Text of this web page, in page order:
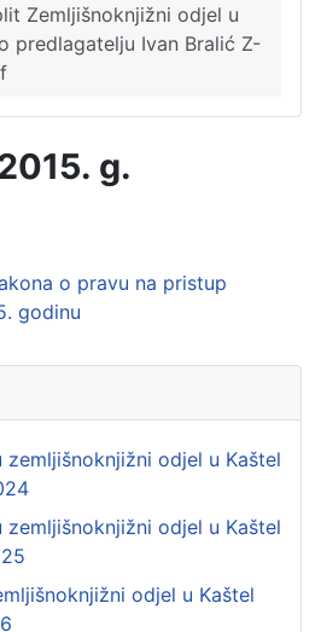
Zemljišnoknjižni odjel u
predlagatelju Ivan Bralić Z-
g.
o pravu na pristup
godinu
zemljišnoknjižni odjel u Kaštel
zemljišnoknjižni odjel u Kaštel
odjel u Kaštel